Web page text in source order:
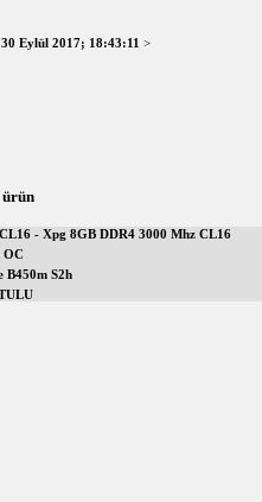
30 Eylül 2017; 18:43:11 >
ürün
- Xpg 8GB DDR4 3000 Mhz CL16
OC
B450m S2h